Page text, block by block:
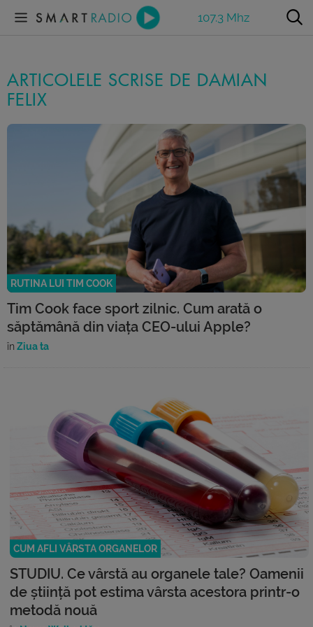
107.3 Mhz
ARTICOLELE SCRISE DE DAMIAN
FELIX
RUTINA LUI TIM COOK
Tim Cook face sport zilnic. Cum arată o
săptămână din viața CEO-ului Apple?
în Ziua ta
CUM AFLI VÂRSTA ORGANELOR
STUDIU. Ce vârstă au organele tale? Oamenii
de știință pot estima vârsta acestora printr-o
metodă nouă